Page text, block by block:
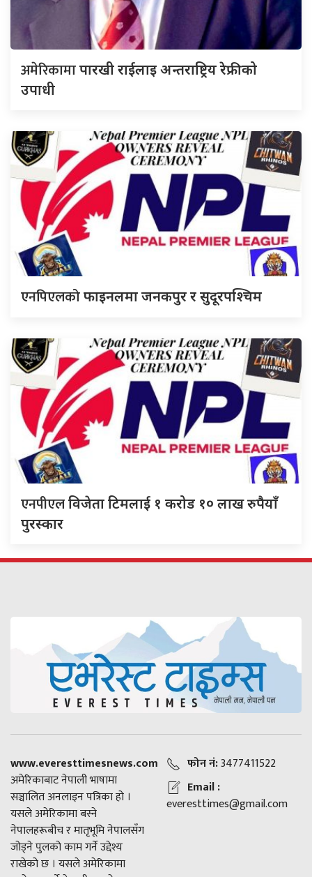
अमेरिकामापारखी राईलाइ अन्तराष्ट्रिय रेफ्रीको
उपाधी
एनपिएलकोफाइनलमा जनकपुर र सुदूरपश्चिम
एनपीएलविजेता टिमलाई १ करोड १० लाख रुपैयाँ
पुरस्कार
www.everesttimesnews.com
अमेरिकाबाट नेपाली भाषामा
सञ्चालित अनलाइन पत्रिका हो ।
यसले अमेरिकामा बस्ने
नेपालहरूबीच र मातृभूमि नेपालसँग
जोड्ने पुलको काम गर्ने उद्देश्य
राखेको छ । यसले अमेरिकामा
फोन नं:3477411522
Email :
everesttimes@gmail.com